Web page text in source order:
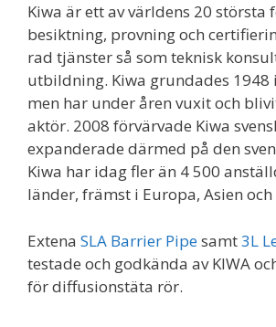
Kiwa är ett av världens 20 största
besiktning, provning och
rad tjänster så som teknisk
utbildning. Kiwa grundades 1948
men har under åren vuxit och
aktör. 2008 förvärvade Kiwa
expanderade därmed på den
Kiwa har idag fler än 4 500
länder, främst i Europa, Asien
Extena SLA Barrier Pipesamt3L
testade och godkända av KIWA
för diffusionstäta rör.